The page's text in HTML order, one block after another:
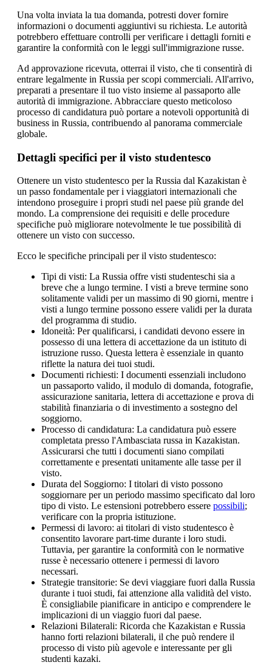
Una volta inviata la tua domanda, potresti dover fornire
informazioni o documenti aggiuntivi su richiesta. Le autorità
potrebbero effettuare controlli per verificare i dettagli forniti e
garantire la conformità con le leggi sull'immigrazione russe.
Ad approvazione ricevuta, otterrai il visto, che ti consentirà di
entrare legalmente in Russia per scopi commerciali. All'arrivo,
preparati a presentare il tuo visto insieme al passaporto alle
autorità di immigrazione. Abbracciare questo meticoloso
processo di candidatura può portare a notevoli opportunità di
business in Russia, contribuendo al panorama commerciale
globale.
Dettagli specifici per il visto studentesco
Ottenere un visto studentesco per la Russia dal Kazakistan è
un passo fondamentale per i viaggiatori internazionali che
intendono proseguire i propri studi nel paese più grande del
mondo. La comprensione dei requisiti e delle procedure
specifiche può migliorare notevolmente le tue possibilità di
ottenere un visto con successo.
Ecco le specifiche principali per il visto studentesco:
Tipi di visti: La Russia offre visti studenteschi sia a
breve che a lungo termine. I visti a breve termine sono
solitamente validi per un massimo di 90 giorni, mentre i
visti a lungo termine possono essere validi per la durata
del programma di studio.
Idoneità: Per qualificarsi, i candidati devono essere in
possesso di una lettera di accettazione da un istituto di
istruzione russo. Questa lettera è essenziale in quanto
riflette la natura dei tuoi studi.
Documenti richiesti: I documenti essenziali includono
un passaporto valido, il modulo di domanda, fotografie,
assicurazione sanitaria, lettera di accettazione e prova di
stabilità finanziaria o di investimento a sostegno del
soggiorno.
Processo di candidatura: La candidatura può essere
completata presso l'Ambasciata russa in Kazakistan.
Assicurarsi che tutti i documenti siano compilati
correttamente e presentati unitamente alle tasse per il
visto.
Durata del Soggiorno: I titolari di visto possono
soggiornare per un periodo massimo specificato dal loro
tipo di visto. Le estensioni potrebbero essere possibili;
verificare con la propria istituzione.
Permessi di lavoro: ai titolari di visto studentesco è
consentito lavorare part-time durante i loro studi.
Tuttavia, per garantire la conformità con le normative
russe è necessario ottenere i permessi di lavoro
necessari.
Strategie transitorie: Se devi viaggiare fuori dalla Russia
durante i tuoi studi, fai attenzione alla validità del visto.
È consigliabile pianificare in anticipo e comprendere le
implicazioni di un viaggio fuori dal paese.
Relazioni Bilaterali: Ricorda che Kazakistan e Russia
hanno forti relazioni bilaterali, il che può rendere il
processo di visto più agevole e interessante per gli
studenti kazaki.